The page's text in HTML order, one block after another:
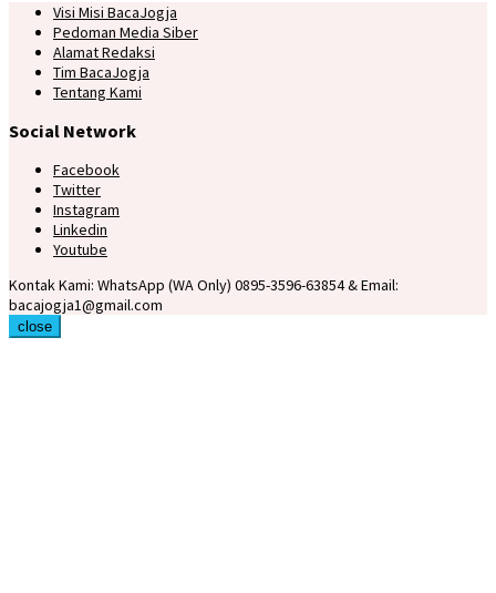
Visi Misi BacaJogja
Pedoman Media Siber
Alamat Redaksi
Tim BacaJogja
Tentang Kami
Social Network
Facebook
Twitter
Instagram
Linkedin
Youtube
Kontak Kami: WhatsApp (WA Only) 0895-3596-63854 & Email:
bacajogja1@gmail.com
close